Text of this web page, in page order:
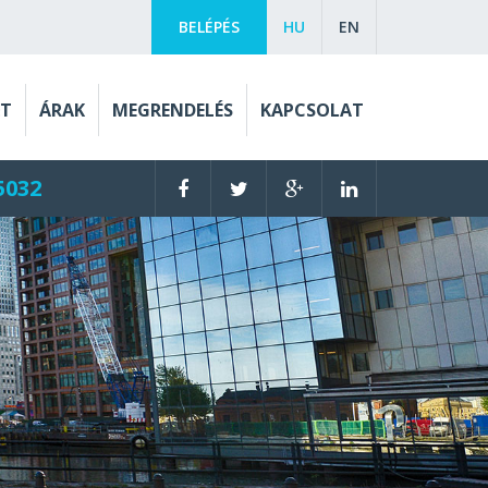
EN
HU
BELÉPÉS
ÁRAK MEGRENDELÉS KAPCSOLAT